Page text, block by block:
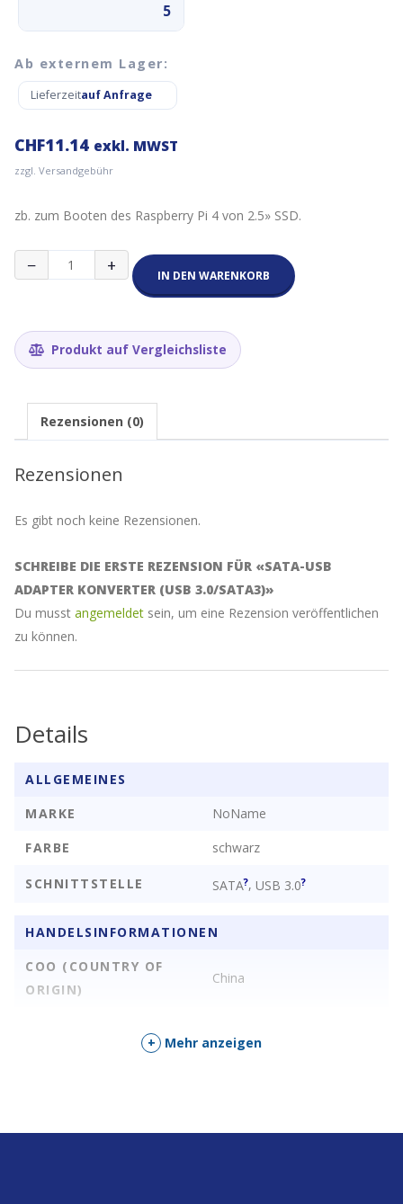
5
Ab externem Lager:
Lieferzeitauf Anfrage
CHF11.14 exkl. MWST
zzgl. Versandgebühr
zb. zum Booten des Raspberry Pi 4 von 2.5» SSD.
−
USB
3.0/SATA3)
Menge
+ IN DEN WARENKORB
Produkt auf Vergleichsliste
Rezensionen (0)
Rezensionen
Es gibt noch keine Rezensionen.
SCHREIBE DIE ERSTE REZENSION FÜR «SATA-USB
ADAPTER KONVERTER (USB 3.0/SATA3)»
Du musst angemeldet sein, um eine Rezension veröffentlichen
zu können.
Details
ALLGEMEINES
MARKE
NoName
FARBE
schwarz
SCHNITTSTELLE SATA?, USB 3.0?
HANDELSINFORMATIONEN
COO (COUNTRY OF
ORIGIN)
China
+ Mehr anzeigen